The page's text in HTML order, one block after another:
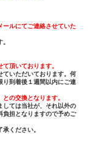
ルにてご連絡させていた
頂いております。
ていただいております。何
り到着後１週間以内にご連
の交換となります。
しては当社が、それ以外の
負担となりますので予めご
ください。